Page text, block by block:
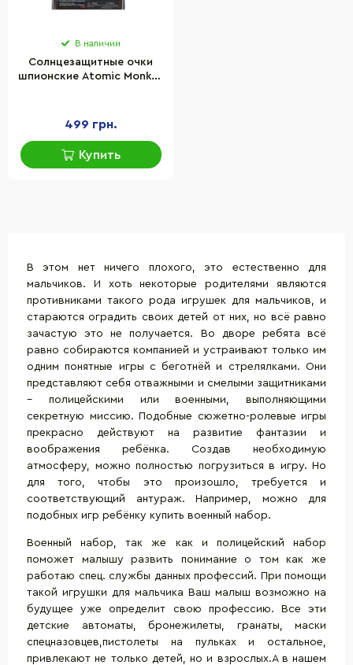
В наличии
Солнцезащитные очки
шпионские Atomic Monkey
499 грн.
Купить
В этом нет ничего плохого, это естественно для
мальчиков. И хоть некоторые родителями являются
противниками такого рода игрушек для мальчиков, и
стараются оградить своих детей от них, но всё равно
зачастую это не получается. Во дворе ребята всё
равно собираются компанией и устраивают только им
одним понятные игры с беготнёй и стрелялками. Они
представляют себя отважными и смелыми защитниками
– полицейскими или военными, выполняющими
секретную миссию. Подобные сюжетно-ролевые игры
прекрасно действуют на развитие фантазии и
воображения ребёнка. Создав необходимую
атмосферу, можно полностью погрузиться в игру. Но
для того, чтобы это произошло, требуется и
соответствующий антураж. Например, можно для
подобных игр ребёнку купить военный набор.
Военный набор, так же как и полицейский набор
поможет малышу развить понимание о том как же
работаю спец. службы данных профессий. При помощи
такой игрушки для мальчика Ваш малыш возможно на
будущее уже определит свою профессию. Все эти
детские автоматы, бронежилеты, гранаты, маски
спецназовцев,пистолеты на пулькахи остальное,
привлекают не только детей, но и взрослых.А в нашем